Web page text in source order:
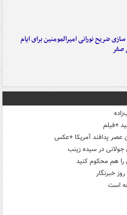
سازی ضریح نورانی امیرالمومنین برای ایام
صفر
+فیلم
در سیده زینب
را هم محکوم کنید
خبرنگار
است